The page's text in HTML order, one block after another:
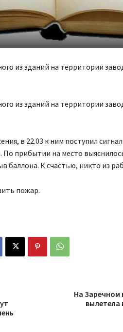
из зданий на территории
из зданий на территории
в 22.03 к ним поступил
По прибытии на место
баллона. К счастью, никто из
пожар.
На Заречном
вылетела